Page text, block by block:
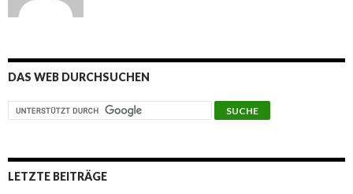
DAS WEB DURCHSUCHEN
LETZTE BEITRÄGE